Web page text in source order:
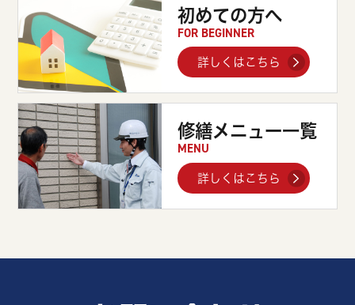
初めての方へ
FOR BEGINNER
詳しくはこちら
修繕メニュー一覧
MENU
詳しくはこちら